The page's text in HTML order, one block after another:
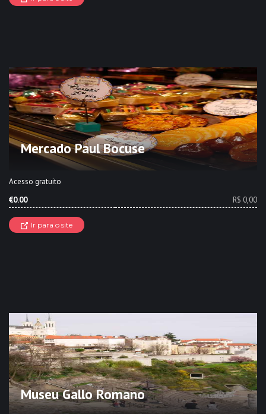
Mercado Paul Bocuse
Acesso gratuito
€0.00
R$ 0,00
Ir para o site
Museu Gallo Romano